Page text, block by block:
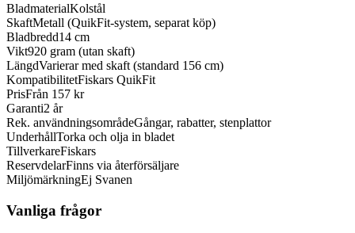
BladmaterialKolstål
SkaftMetall (QuikFit-system, separat köp)
Bladbredd14 cm
Vikt920 gram (utan skaft)
LängdVarierar med skaft (standard 156 cm)
KompatibilitetFiskars QuikFit
PrisFrån 157 kr
Garanti2 år
Rek. användningsområdeGångar, rabatter, stenplattor
UnderhållTorka och olja in bladet
TillverkareFiskars
ReservdelarFinns via återförsäljare
MiljömärkningEj Svanen
Vanliga frågor